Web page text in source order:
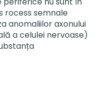
rocess semnale
anomaliilor axonului
a celulei nervoase)